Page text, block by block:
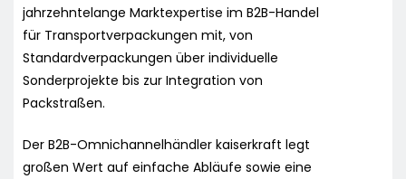
jahrzehntelange Marktexpertise im B2B-Handel
für Transportverpackungen mit, von
Standardverpackungen über individuelle
Sonderprojekte bis zur Integration von
Packstraßen.
Der B2B-Omnichannelhändler kaiserkraft legt
großen Wert auf einfache Abläufe sowie eine